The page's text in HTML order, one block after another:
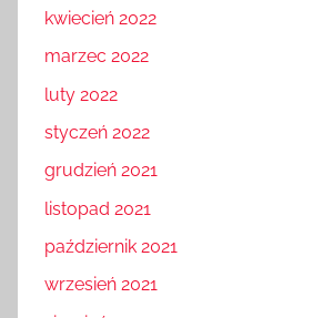
kwiecień 2022
marzec 2022
luty 2022
styczeń 2022
grudzień 2021
listopad 2021
październik 2021
wrzesień 2021